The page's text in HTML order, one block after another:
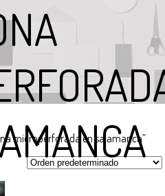
microperforada en salamanca”